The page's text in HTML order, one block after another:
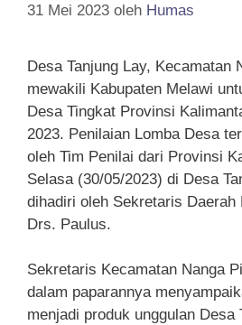
31 Mei 2023 oleh Humas
Desa Tanjung Lay, Kecamatan
mewakili Kabupaten Melawi
Desa Tingkat Provinsi
2023. Penilaian Lomba Desa
oleh Tim Penilai dari Provinsi
Selasa (30/05/2023) di Desa
dihadiri oleh Sekretaris Daerah
Drs. Paulus.
Sekretaris Kecamatan Nanga
dalam paparannya
menjadi produk unggulan Desa